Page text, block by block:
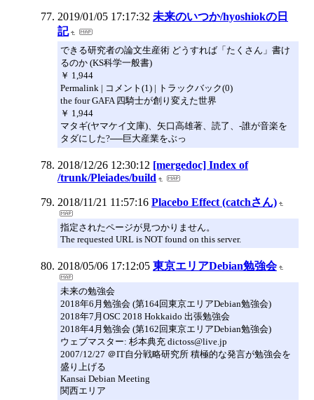
2019/01/05 17:17:32 未来のいつか/hyoshiokの日
記
できる研究者の論文生産術 どうすれば「たくさん」書け
るのか (KS科学一般書)
￥ 1,944
Permalink | コメント(1) | トラックバック(0)
the four GAFA 四騎士が創り変えた世界
￥ 1,944
マタギ(ヤマケイ文庫)、矢口高雄著、読了、-誰が音楽を
タダにした?──巨大産業をぶっ
2018/12/26 12:30:12 [mergedoc] Index of
/trunk/Pleiades/build
2018/11/21 11:57:16 Placebo Effect (catchさん)
指定されたページが見つかりません。
The requested URL is NOT found on this server.
2018/05/06 17:12:05 東京エリアDebian勉強会
未来の勉強会
2018年6月勉強会 (第164回東京エリアDebian勉強会)
2018年7月OSC 2018 Hokkaido 出張勉強会
2018年4月勉強会 (第162回東京エリアDebian勉強会)
ウェブマスター: 杉本典充 dictoss@live.jp
2007/12/27 ＠IT自分戦略研究所 積極的な発言が勉強会を
盛り上げる
Kansai Debian Meeting
関西エリア